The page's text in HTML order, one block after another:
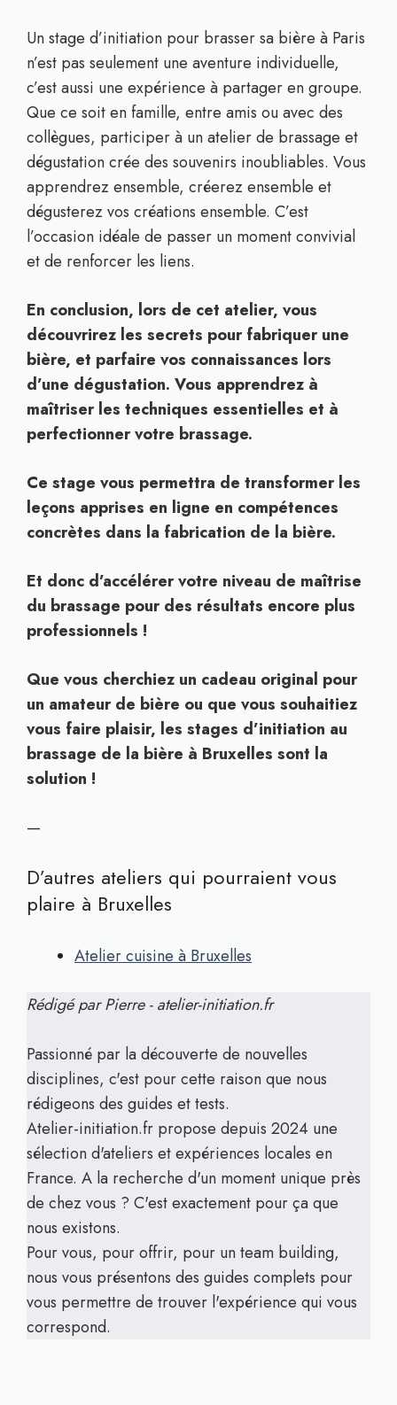
Un stage d’initiation pour brasser sa bière à Paris
n’est pas seulement une aventure individuelle,
c’est aussi une expérience à partager en groupe.
Que ce soit en famille, entre amis ou avec des
collègues, participer à un atelier de brassage et
dégustation crée des souvenirs inoubliables. Vous
apprendrez ensemble, créerez ensemble et
dégusterez vos créations ensemble. C’est
l’occasion idéale de passer un moment convivial
et de renforcer les liens.
En conclusion, lors de cet atelier, vous
découvrirez les secrets pour fabriquer une
bière, et parfaire vos connaissances lors
d’une dégustation. Vous apprendrez à
maîtriser les techniques essentielles et à
perfectionner votre brassage.
Ce stage vous permettra de transformer les
leçons apprises en ligne en compétences
concrètes dans la fabrication de la bière.
Et donc d’accélérer votre niveau de maîtrise
du brassage pour des résultats encore plus
professionnels !
Que vous cherchiez un cadeau original pour
un amateur de bière ou que vous souhaitiez
vous faire plaisir, les stages d’initiation au
brassage de la bière à Bruxelles sont la
solution !
—
D’autres ateliers qui pourraient vous
plaire à Bruxelles
Atelier cuisine à Bruxelles
Rédigé par Pierre - atelier-initiation.fr
Passionné par la découverte de nouvelles
disciplines, c'est pour cette raison que nous
rédigeons des guides et tests.
Atelier-initiation.fr propose depuis 2024 une
sélection d'ateliers et expériences locales en
France. A la recherche d'un moment unique près
de chez vous ? C'est exactement pour ça que
nous existons.
Pour vous, pour offrir, pour un team building,
nous vous présentons des guides complets pour
vous permettre de trouver l'expérience qui vous
correspond.